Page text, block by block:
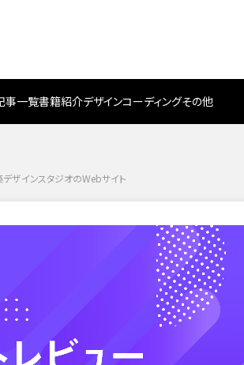
事一覧書籍紹介デザインコーディングその他
ザインスタジオのWebサイト